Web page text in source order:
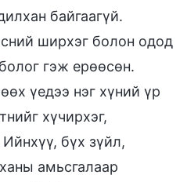
байгаагүй.
ширхэг болон одод
гэж ерөөсөн.
үедээ нэг хүний үр
хүчирхэг,
бүх зүйл,
амьсгалаар